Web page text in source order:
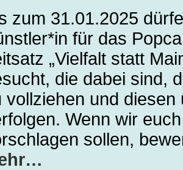
zum 31.01.2025
für das
„Vielfalt statt
die dabei sind,
vollziehen und
Wenn wir
sollen,